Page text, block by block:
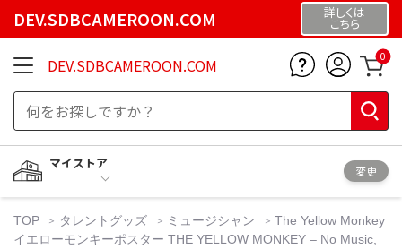
DEV.SDBCAMEROON.COM 詳しくは
こちら
DEV.SDBCAMEROON.COM 0
マイストア
変更
TOP タレントグッズ ミュージシャン
The Yellow Monkey
イエローモンキーポスター THE YELLOW MONKEY – No Music,